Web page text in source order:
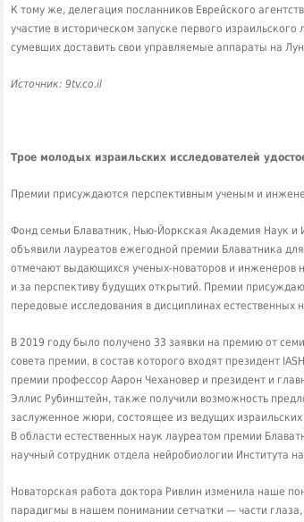
К тому же, делегация посланников Еврейского
участие в историческом запуске первого
сумевших доставить свои управляемые аппараты на
Источник: 9tv.co.il
Трое молодых израильских исследователей
Премии присуждаются перспективным ученым и
Фонд семьи Блаватник, Нью-Йоркская Академия Наук и
объявили лауреатов ежегодной премии Блаватника
отмечают выдающихся ученых-новаторов и инженеров
и за перспективу будущих открытий. Премии
передовые исследования в дисциплинах
В 2019 году было получено 33 заявки на премию от
совета премии, в состав которого входят президент
премии профессор Аарон Чехановер и президент и
Эллис Рубинштейн, также получили возможность
заслуженное жюри, состоящее из ведущих
В области естественных наук лауреатом премии
научный сотрудник отдела нейробиологии Института
Новаторская работа доктора Ривлин изменила наше
парадигмы в нашем понимании сетчатки — части